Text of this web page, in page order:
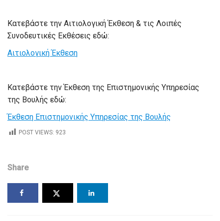
Κατεβάστε την Αιτιολογική Έκθεση & τις Λοιπές
Συνοδευτικές Εκθέσεις εδώ:
Αιτιολογική Έκθεση
Κατεβάστε την Έκθεση της Επιστημονικής Υπηρεσίας
της Βουλής εδώ:
Έκθεση Επιστημονικής Υπηρεσίας της Βουλής
POST VIEWS: 923
Share